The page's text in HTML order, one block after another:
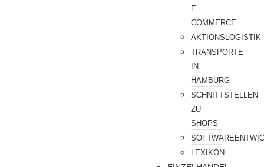
E-
COMMERCE
AKTIONSLOGISTIK
TRANSPORTE
IN
HAMBURG
SCHNITTSTELLEN
ZU
SHOPS
LEXIKON